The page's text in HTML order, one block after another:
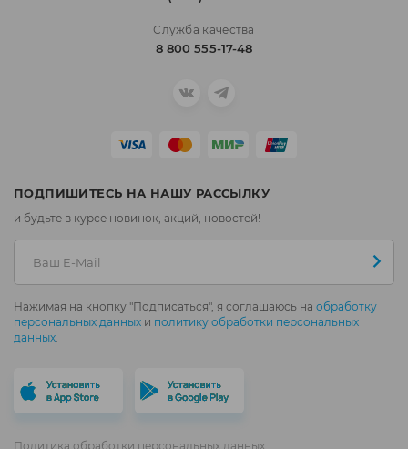
Служба качества
8 800 555-17-48
ПОДПИШИТЕСЬ НА НАШУ РАССЫЛКУ
и будьте в курсе новинок, акций, новостей!
Нажимая на кнопку "Подписаться", я соглашаюсь на обработку
персональных данных и политику обработки персональных
данных
Политика обработки персональных данных